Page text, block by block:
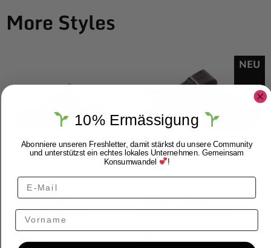
More Styles
Birkenstock
Birkenstock
Arizona Desert
Dust Thyme
Vegan
NEU
Birkenstock
Arizona Habana
Weichbettung
10% Ermässigung
Abonniere unseren Freshletter, damit stärkst du unsere Community
und unterstützst ein echtes lokales Unternehmen. Gemeinsam
Konsumwandel !
Vorname